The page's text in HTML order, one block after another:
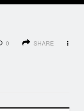
0 SHARE